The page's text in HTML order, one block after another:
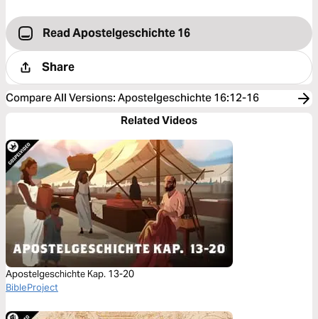
Read Apostelgeschichte 16
Share
Compare All Versions: Apostelgeschichte 16:12-16
Related Videos
Apostelgeschichte Kap. 13-20
BibleProject